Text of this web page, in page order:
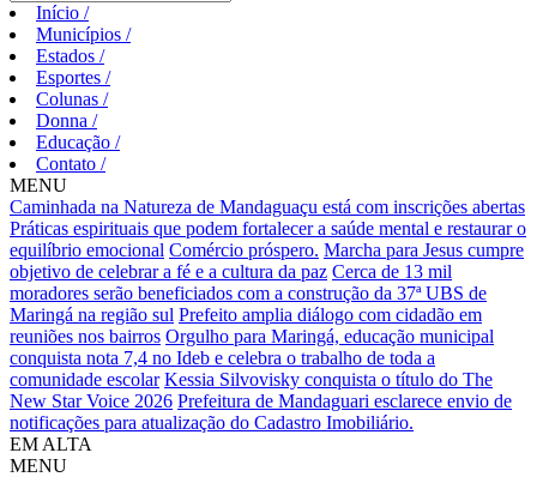
Início /
Municípios /
Estados /
Esportes /
Colunas /
Donna /
Educação /
Contato /
MENU
Caminhada na Natureza de Mandaguaçu está com inscrições abertas
Práticas espirituais que podem fortalecer a saúde mental e restaurar o
equilíbrio emocional Comércio próspero. Marcha para Jesus cumpre
objetivo de celebrar a fé e a cultura da paz Cerca de 13 mil
moradores serão beneficiados com a construção da 37ª UBS de
Maringá na região sul Prefeito amplia diálogo com cidadão em
reuniões nos bairros Orgulho para Maringá, educação municipal
conquista nota 7,4 no Ideb e celebra o trabalho de toda a
comunidade escolar Kessia Silvovisky conquista o título do The
New Star Voice 2026 Prefeitura de Mandaguari esclarece envio de
notificações para atualização do Cadastro Imobiliário.
EM ALTA
MENU